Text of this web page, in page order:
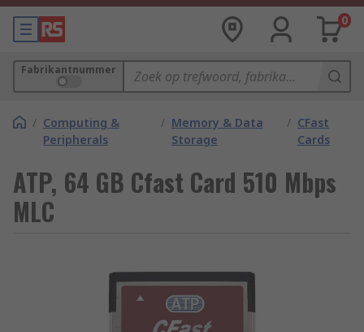
0
Fabrikantnummer
/ Computing &
Peripherals
/ Memory & Data
Storage
/ CFast
Cards
ATP, 64 GB Cfast Card 510 Mbps
MLC